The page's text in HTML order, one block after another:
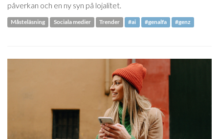
påverkan och en ny syn på lojalitet.
Måsteläsning Sociala medier Trender #ai #genalfa #genz